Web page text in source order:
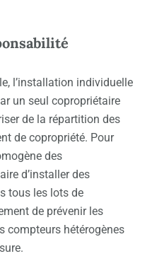
l’installation individuelle
un seul copropriétaire
de la répartition des
de copropriété. Pour
des
d’installer des
tous les lots de
de prévenir les
compteurs hétérogènes